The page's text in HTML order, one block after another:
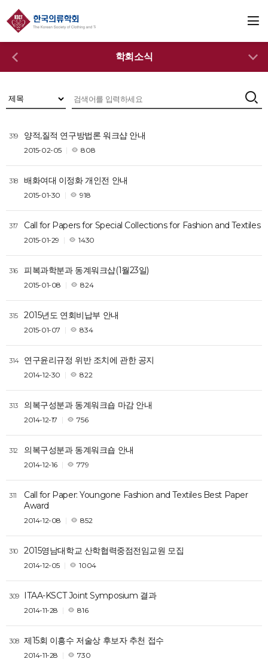
학회소식
319 양적,질적 연구방법론 워크샵 안내
2015-02-05 808
318 배화여대 이정화 개인전 안내
2015-01-30 918
317 Call for Papers for Special Collections for Fashion and Textiles
2015-01-29 1430
316 피복과학분과 동계워크샵(1월23일)
2015-01-08 824
315 2015년도 연회비납부 안내
2015-01-07 834
314 연구윤리규정 위반 조치에 관한 공지
2014-12-30 822
313 의복구성분과 동계워크숍 마감 안내
2014-12-17 756
312 의복구성분과 동계워크숍 안내
2014-12-16 779
311
Call for Paper: Youngone Fashion and Textiles Best Paper
Award
2014-12-08 852
310 2015영남대학교 산학협력중점전임교원 모집
2014-12-05 1004
309 ITAA-KSCT Joint Symposium 결과
2014-11-28 816
308 제15회 이흥수 저술상 후보자 추천 접수
2014-11-28 730